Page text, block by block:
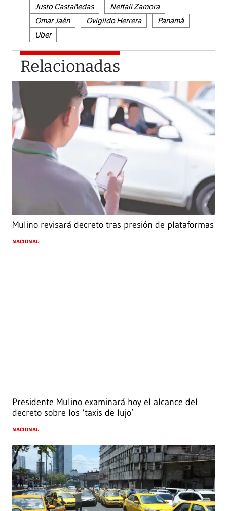
Justo Castañedas
Neftalí Zamora
Omar Jaén
Ovigildo Herrera
Panamá
Uber
Relacionadas
Mulino revisará decreto tras presión de plataformas
NACIONAL
Presidente Mulino examinará hoy el alcance del
decreto sobre los ‘taxis de lujo’
NACIONAL